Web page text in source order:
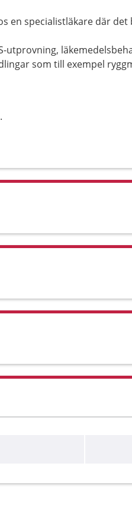
en specialistläkare där det
utprovning,
som till exempel